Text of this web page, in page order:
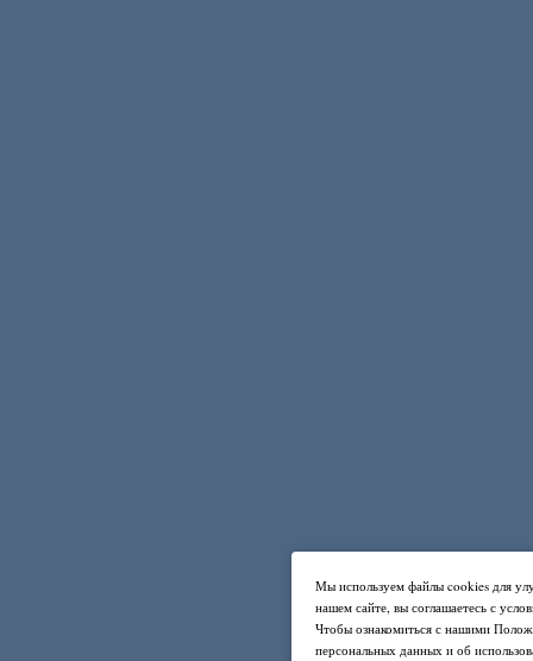
Мы используем файлы cookies для
нашем сайте, вы соглашаетесь с
Чтобы ознакомиться с нашими
персональных данных и об